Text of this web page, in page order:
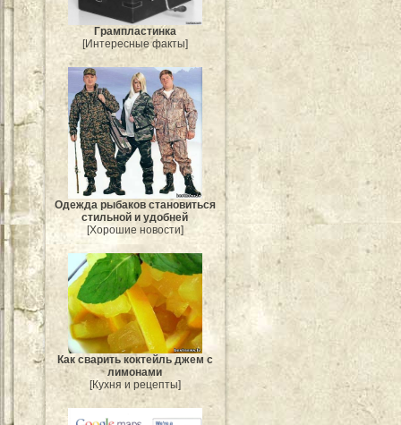
Грампластинка
[Интересные факты]
Одежда рыбаков становиться
стильной и удобней
[Хорошие новости]
Как сварить коктейль джем с
лимонами
[Кухня и рецепты]